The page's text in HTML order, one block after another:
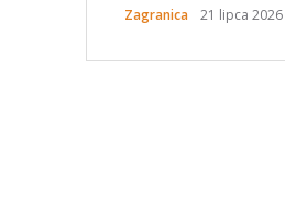
Zagranica 21 lipca 2026